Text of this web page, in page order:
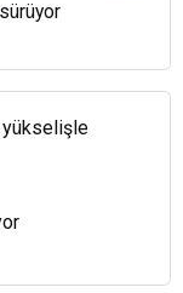
yükselişle